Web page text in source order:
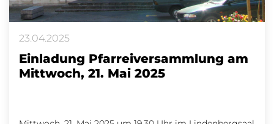
23.04.2025
Einladung Pfarreiversammlung am
Mittwoch, 21. Mai 2025